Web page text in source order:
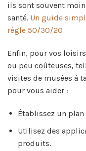
ils sont souvent
santé. Un guide
règle 50/30/20
Enfin, pour vos
ou peu coûteuses,
visites de musées à
pour vous aider :
Établissez un
Utilisez des
produits.